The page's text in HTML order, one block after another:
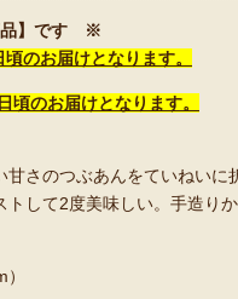
品】です ※
のお届けとなります。
のお届けとなります。
さのつぶあんをていねい
して2度美味しい。手造り